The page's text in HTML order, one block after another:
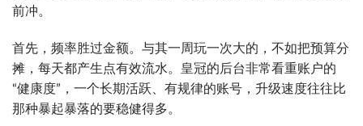
前冲。
首先，频率胜过金额。与其一周玩一次大的，不如把预算分
摊，每天都产生点有效流水。皇冠的后台非常看重账户的
“健康度”，一个长期活跃、有规律的账号，升级速度往往比
那种暴起暴落的要稳健得多。